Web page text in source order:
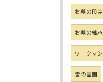
お墓の段差
お墓の継承
ワークマン
雪の霊園